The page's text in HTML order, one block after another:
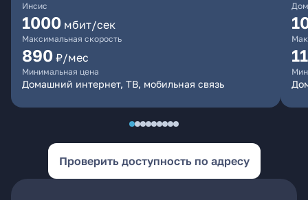
Инсис
1000 мбит/сек
Максимальная скорость
890 ₽/мес
Минимальная цена
Домашний интернет, ТВ, мобильная связь
Проверить доступность по адресу